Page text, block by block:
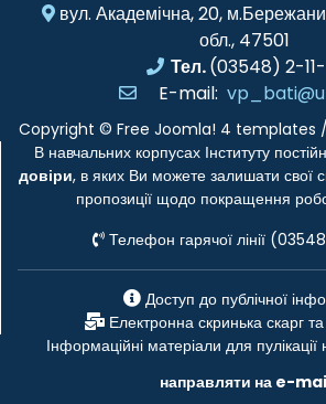
вул. Академічна, 20,
обл., 47501
Тел.(03548) 2-
E-mail:
Copyright © Free Joomla! 4 templates
В навчальних корпусах Інституту
довіри, в яких Ви можете залишати свої
пропозиції щодо покращення
Телефон гарячої лінії
Доступ до публічної
Електронна скринька скарг
Інформаційні матеріали для пулікації
направляти на e-